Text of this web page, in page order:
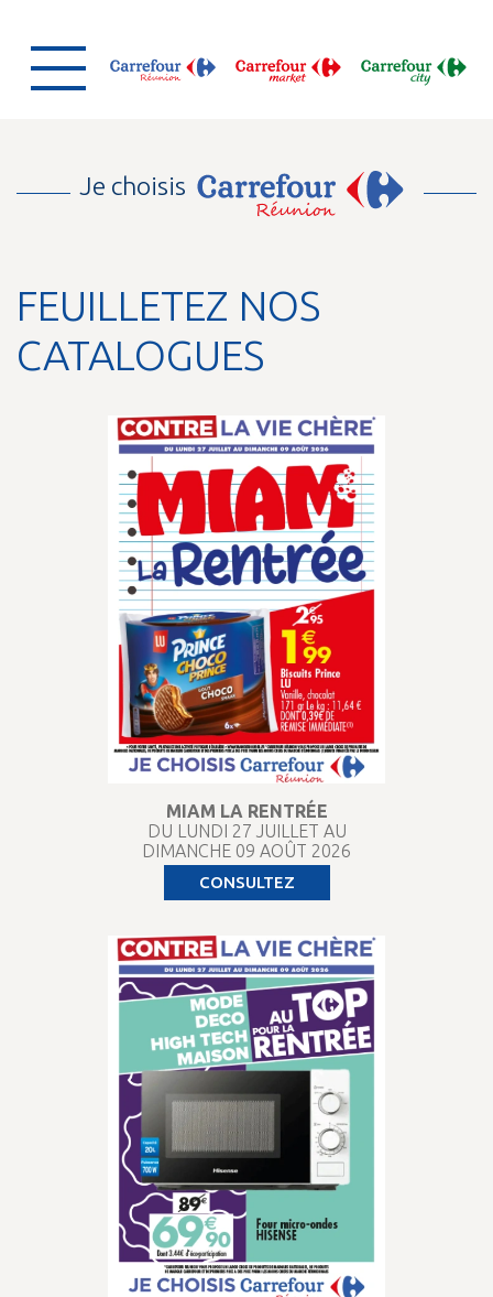
Je choisis
FEUILLETEZ NOS
CATALOGUES
MIAM LA RENTRÉE
DU LUNDI 27 JUILLET AU
DIMANCHE 09 AOÛT 2026
CONSULTEZ